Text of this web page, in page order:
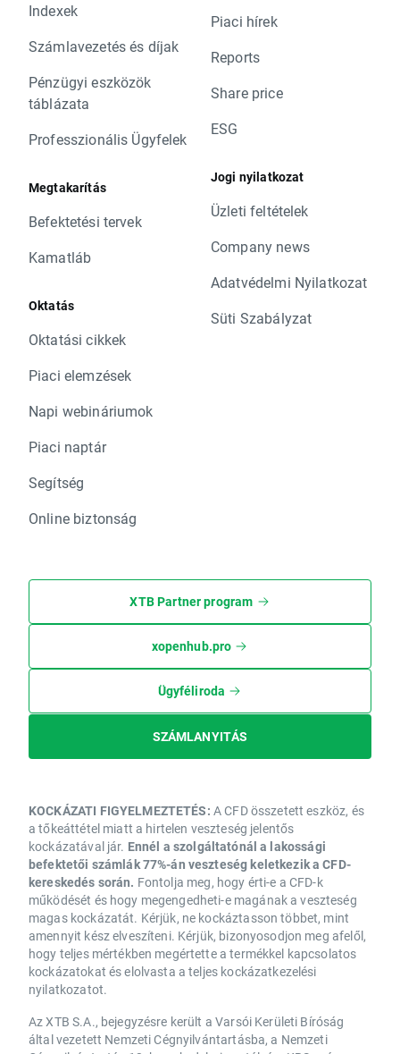
Indexek
Számlavezetés és díjak
Pénzügyi eszközök
táblázata
Professzionális Ügyfelek
Megtakarítás
Befektetési tervek
Kamatláb
Oktatás
Oktatási cikkek
Piaci elemzések
Napi webináriumok
Piaci naptár
Segítség
Online biztonság
Piaci hírek
Reports
Share price
ESG
Jogi nyilatkozat
Üzleti feltételek
Company news
Adatvédelmi Nyilatkozat
Süti Szabályzat
XTB Partner program
xopenhub.pro
Ügyféliroda
SZÁMLANYITÁS
KOCKÁZATI FIGYELMEZTETÉS: A CFD összetett eszköz, és
a tőkeáttétel miatt a hirtelen veszteség jelentős
kockázatával jár. Ennél a szolgáltatónál a lakossági
befektetői számlák 77%-án veszteség keletkezik a CFD-
kereskedés során. Fontolja meg, hogy érti-e a CFD-k
működését és hogy megengedheti-e magának a veszteség
magas kockázatát. Kérjük, ne kockáztasson többet, mint
amennyit kész elveszíteni. Kérjük, bizonyosodjon meg afelől,
hogy teljes mértékben megértette a termékkel kapcsolatos
kockázatokat és elolvasta a teljes kockázatkezelési
nyilatkozatot.
Az XTB S.A., bejegyzésre került a Varsói Kerületi Bíróság
által vezetett Nemzeti Cégnyilvántartásba, a Nemzeti